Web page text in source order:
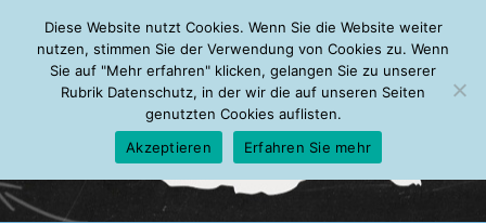
Saturday, 08.08.2026
Mein Account
About Autoren Leseempfehlungen FAQ
Diese Website nutzt Cookies. Wenn Sie die Website weiter
nutzen, stimmen Sie der Verwendung von Cookies zu. Wenn
Sie auf "Mehr erfahren" klicken, gelangen Sie zu unserer
Rubrik Datenschutz, in der wir die auf unseren Seiten
genutzten Cookies auflisten.
Akzeptieren
Erfahren Sie mehr